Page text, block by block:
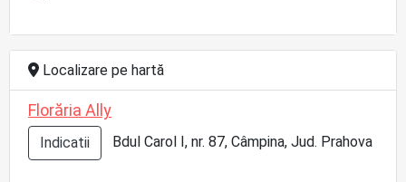
Localizare pe hartă
Florăria Ally
Indicatii Bdul Carol I, nr. 87, Câmpina, Jud. Prahova